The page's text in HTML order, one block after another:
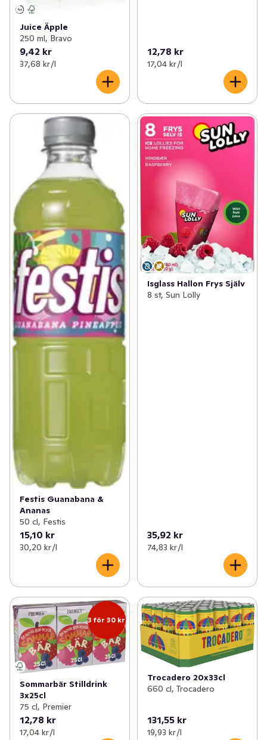
Juice Äpple
250 ml, Bravo
9,42 kr
37,68 kr /l
12,78 kr
17,04 kr /l
Festis Guanabana &
Ananas
50 cl, Festis
15,10 kr
30,20 kr /l
Isglass Hallon Frys Själv
8 st, Sun Lolly
35,92 kr
74,83 kr /l
3 för 30 kr
Sommarbär Stilldrink
3x25cl
75 cl, Premier
12,78 kr
17,04 kr /l
Trocadero 20x33cl
660 cl, Trocadero
131,55 kr
19,93 kr /l